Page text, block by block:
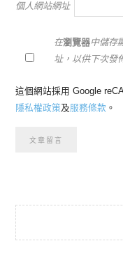
個人網站網址
在瀏覽器中儲存
址，以供下次發
這個網站採用 Google
隱私權政策及服務條款 。